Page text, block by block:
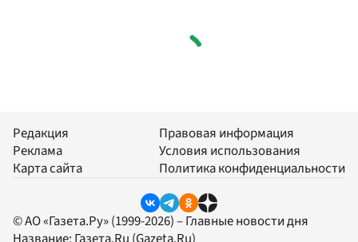
Редакция
Реклама
Карта сайта
Правовая информация
Условия использования
Политика конфиденциальности
© АО «Газета.Ру» (1999-2026) – Главные новости дня